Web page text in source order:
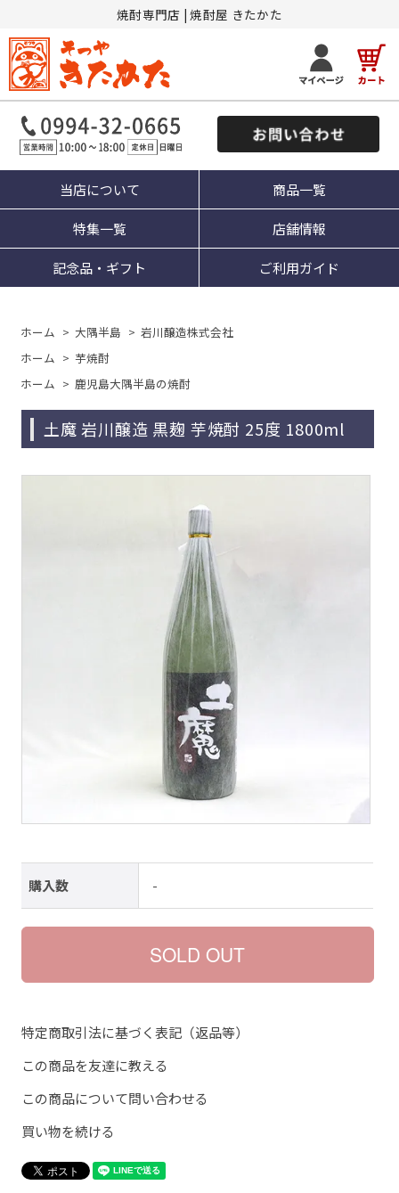
焼酎専門店 | 焼酎屋 きたかた
当店について 商品一覧
特集一覧 店舗情報
記念品・ギフト ご利用ガイド
ホーム > 大隅半島 > 岩川醸造株式会社
ホーム > 芋焼酎
ホーム > 鹿児島大隅半島の焼酎
土魔 岩川醸造 黒麹 芋焼酎 25度 1800ml
購入数 -
特定商取引法に基づく表記（返品等）
この商品を友達に教える
この商品について問い合わせる
買い物を続ける